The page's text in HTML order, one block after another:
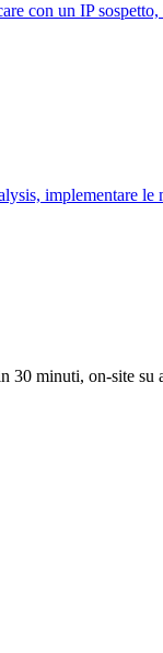
con un IP
implementare le
30 minuti, on-site su